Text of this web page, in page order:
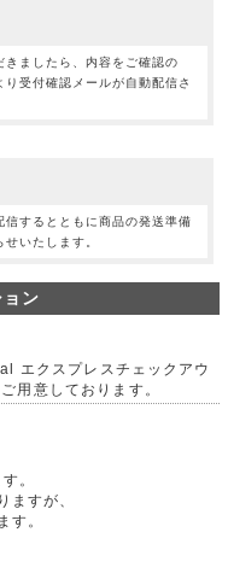
ましたら、内容をご確認の
り受付確認メールが自動配信さ
するとともに商品の発送準備
いたします。
ン
エクスプレスチェックアウ
用意しております。
。
ますが、
す。